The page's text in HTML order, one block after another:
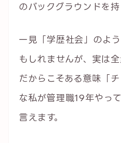
のバックグラウンドを持
一見「学歴社会」のよ
もしれませんが、実は全
だからこそある意味「
な私が管理職19年やっ
言えます。